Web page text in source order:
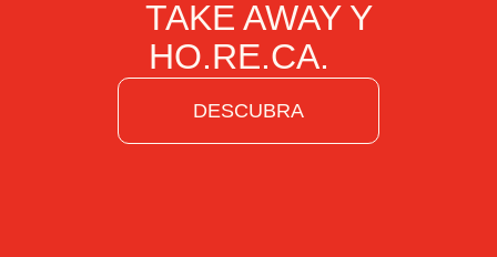
TAKE AWAY Y
HO.RE.CA.
DESCUBRA